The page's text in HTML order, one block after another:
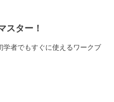
スター！
者でもすぐに使えるワークブ